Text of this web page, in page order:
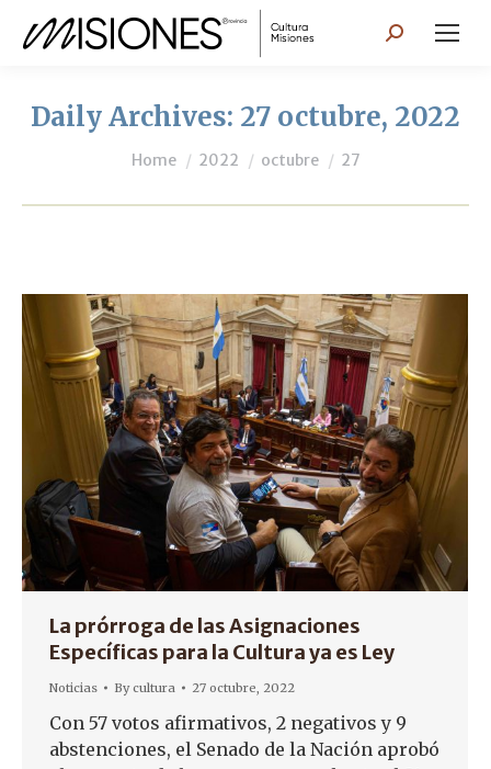
Search:
Daily Archives: 27 octubre, 2022
You are here:
Home 2022 octubre 27
La prórroga de las Asignaciones
Específicas para la Cultura ya es Ley
Noticias Bycultura 27 octubre, 2022
Con 57 votos afirmativos, 2 negativos y 9
abstenciones, el Senado de la Nación aprobó